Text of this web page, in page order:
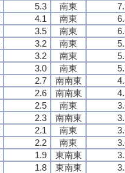
5.3 南東
4.1 南東
3.5 南東
3.2 南東
3.2 南東
3.0 南東
2.7 南南東
2.6 南南東
2.5 南東
2.3 南南東
2.1 南東
2.2 南東
1.9 東南東
1.8 東南東